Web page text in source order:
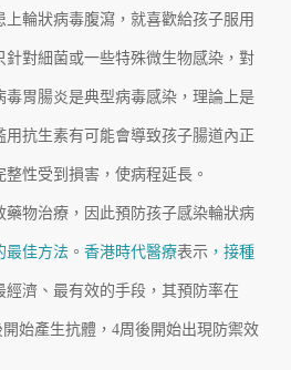
輪狀病毒腹瀉，就喜歡給孩子服用
對細菌或一些特殊微生物感染，對
胃腸炎是典型病毒感染，理論上是
抗生素有可能會導致孩子腸道內正
性受到損害，使病程延長。
物治療，因此預防孩子感染輪狀病
最佳方法。 香港時代醫療表示，接種
經濟、最有效的手段，其預防率在
始產生抗體，4周後開始出現防禦效